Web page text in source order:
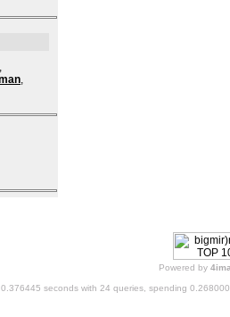
,
,
Powered by
seconds with 24 queries, spending